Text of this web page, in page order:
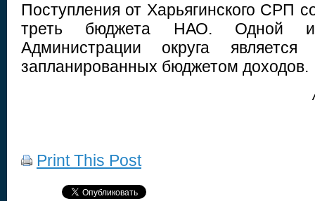
Поступления от Харьягинского СРП
треть бюджета НАО. Одной
Администрации округа
запланированных бюджетом доходов.
Print This Post